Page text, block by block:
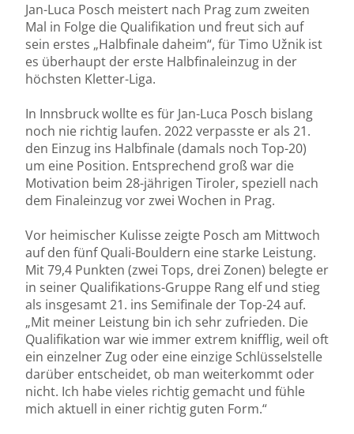
Jan-Luca Posch meistert nach Prag zum zweiten
Mal in Folge die Qualifikation und freut sich auf
sein erstes „Halbfinale daheim“, für Timo Užnik ist
es überhaupt der erste Halbfinaleinzug in der
höchsten Kletter-Liga.
In Innsbruck wollte es für Jan-Luca Posch bislang
noch nie richtig laufen. 2022 verpasste er als 21.
den Einzug ins Halbfinale (damals noch Top-20)
um eine Position. Entsprechend groß war die
Motivation beim 28-jährigen Tiroler, speziell nach
dem Finaleinzug vor zwei Wochen in Prag.
Vor heimischer Kulisse zeigte Posch am Mittwoch
auf den fünf Quali-Bouldern eine starke Leistung.
Mit 79,4 Punkten (zwei Tops, drei Zonen) belegte er
in seiner Qualifikations-Gruppe Rang elf und stieg
als insgesamt 21. ins Semifinale der Top-24 auf.
„Mit meiner Leistung bin ich sehr zufrieden. Die
Qualifikation war wie immer extrem knifflig, weil oft
ein einzelner Zug oder eine einzige Schlüsselstelle
darüber entscheidet, ob man weiterkommt oder
nicht. Ich habe vieles richtig gemacht und fühle
mich aktuell in einer richtig guten Form.“